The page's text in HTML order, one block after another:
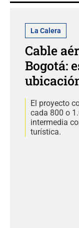
La Calera
Cable
Bogotá:
El proyecto
cada 800 o
intermedia
turística.